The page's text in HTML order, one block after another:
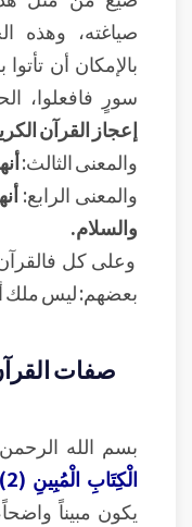
صياغته، وهذه
بالإمكان أن
سورٍ فافعلوا،
إعجاز القرآن
والمعنى الثالث:
والمعنى الرابع:
والسلام.
وعلى كل
بعضهم: ليس ملك
صفات
بسم الله
الْكِتَابِ الْمُبِينِ (2)﴾
يكون مبيناً